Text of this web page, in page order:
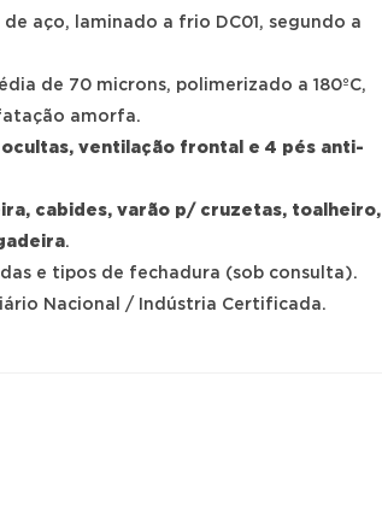
de aço, laminado a frio DC01, segundo a
de 70 microns, polimerizado a 180ºC,
amorfa.
ventilação frontal e 4 pés anti-
cabides, varão p/ cruzetas, toalheiro,
.
e tipos de fechadura (sob consulta).
Nacional / Indústria Certificada.